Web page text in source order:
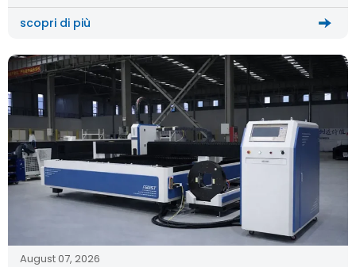
scopri di più
August 07, 2026